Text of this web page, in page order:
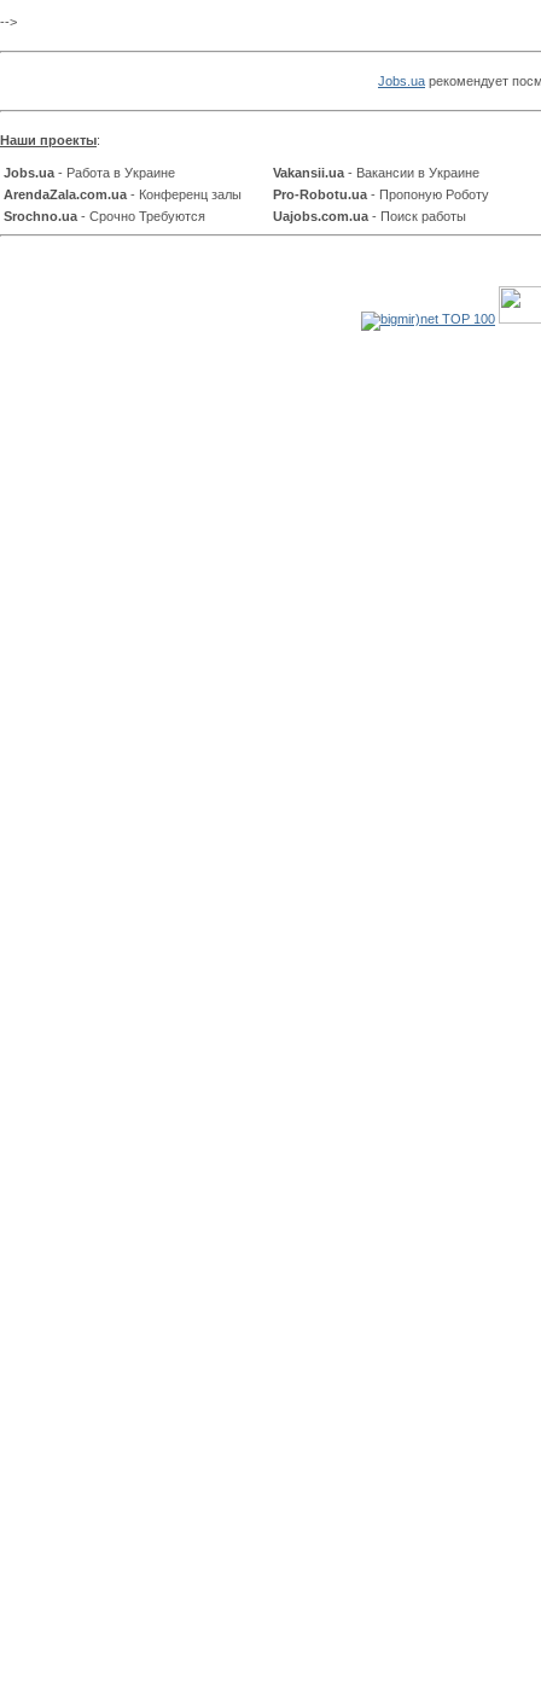
-->
Jobs.ua рекомендует
Наши проекты:
Jobs.ua - Работа в Украине Vakansii.ua - Вакансии в Украине
ArendaZala.com.ua - Конференц залы Pro-Robotu.ua - Пропоную Роботу
Srochno.ua - Срочно Требуются Uajobs.com.ua - Поиск работы